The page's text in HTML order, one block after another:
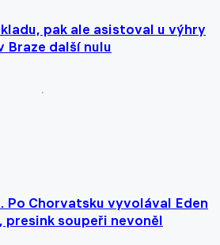
pak ale asistoval u výhry
Braze další nulu
Po Chorvatsku vyvolával Eden
soupeři nevoněl